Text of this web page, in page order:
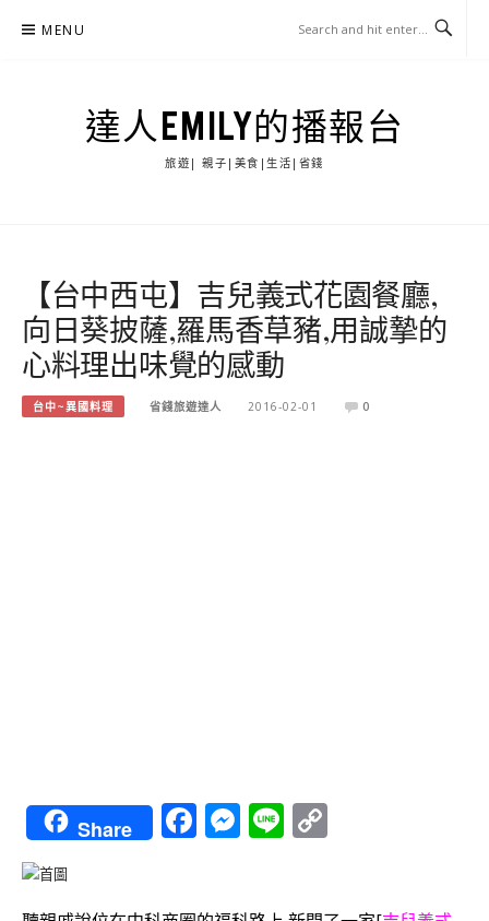
MENU
達人EMILY的播報台
旅遊| 親子|美食|生活|省錢
【台中西屯】吉兒義式花園餐廳,
向日葵披薩,羅馬香草豬,用誠摯的
心料理出味覺的感動
台中~異國料理 省錢旅遊達人 2016-02-01 0
Share Facebook
Messenger
Line